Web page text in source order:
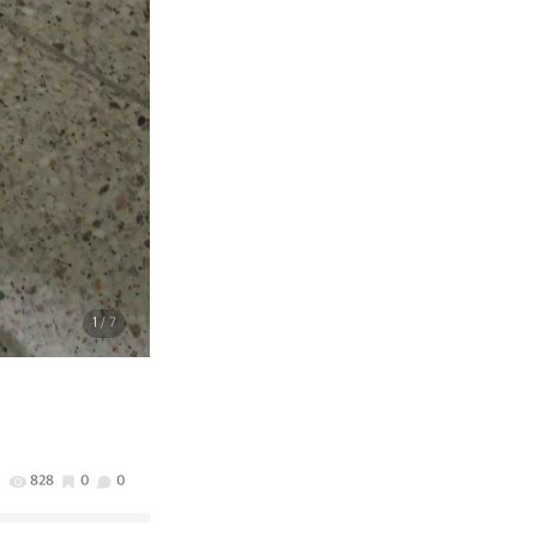
1 / 7
828 0 0